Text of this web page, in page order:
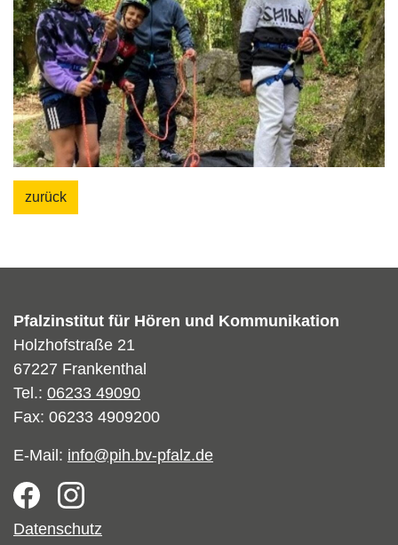
zurück
Pfalzinstitut für Hören und Kommunikation
Holzhofstraße 21
67227 Frankenthal
Tel.: 06233 49090
Fax: 06233 4909200
E-Mail: info@pih.bv-pfalz.de
Footer
Datenschutz